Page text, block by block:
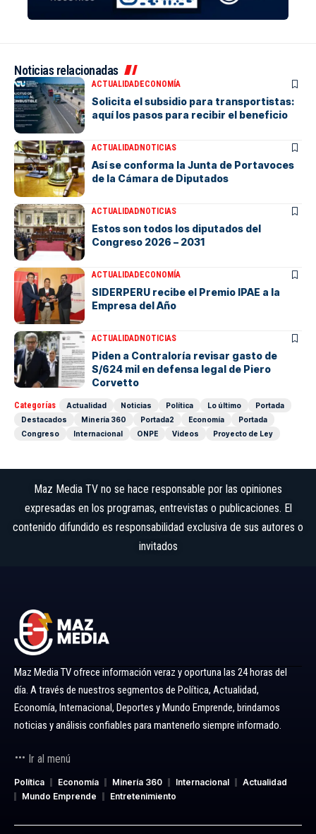
Noticias relacionadas
ACTUALIDADECONOMÍA
Solicita el subsidio para transportistas:
aquí los pasos para recibir el beneficio
ACTUALIDADNOTICIAS
Así se conforma la Junta de Portavoces
de la Cámara de Diputados
ACTUALIDADNOTICIAS
Estos son todos los diputados del
Congreso 2026 – 2031
ACTUALIDADECONOMÍA
SIDERPERU recibe el Premio IPAE a la
Empresa del Año
ACTUALIDADNOTICIAS
Piden a Contraloría revisar gasto de
S/624 mil en defensa legal de Piero
Corvetto
Categorías Actualidad Noticias Política Lo último
Portada
Destacados
Minería 360 Portada2 Economía
Portada
Congreso
Internacional ONPE Videos Proyecto de Ley
Maz Media TV no se hace responsable por las opiniones
expresadas en los programas, entrevistas o publicaciones. El
contenido difundido es responsabilidad exclusiva de sus autores o
invitados
Maz Media TV ofrece información veraz y oportuna las 24 horas del
día. A través de nuestros segmentos de Política, Actualidad,
Economía, Internacional, Deportes y Mundo Emprende, brindamos
noticias y análisis confiables para mantenerlo siempre informado.
Ir al menú
Política Economía Minería 360 Internacional
Actualidad
Mundo Emprende
Entretenimiento